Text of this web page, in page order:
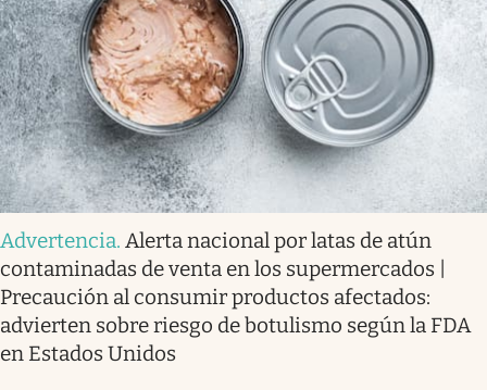
Advertencia. Alerta nacional por latas de atún
contaminadas de venta en los supermercados |
Precaución al consumir productos afectados:
advierten sobre riesgo de botulismo según la FDA
en Estados Unidos